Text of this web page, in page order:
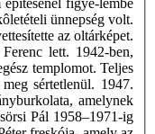
figye-lembe
ünnepség volt.
az oltárképet.
lett. 1942-ben,
templomot. Teljes
sértetlenül. 1947.
amelynek
Pál 1958–1971-ig